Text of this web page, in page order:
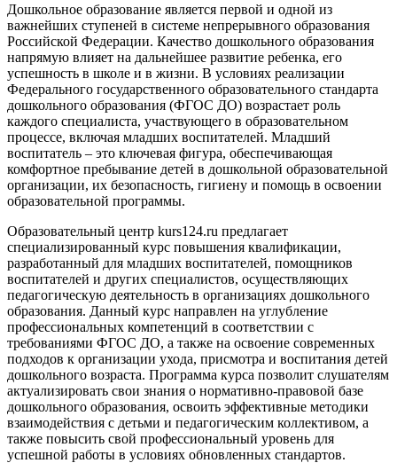
Дошкольное образование является первой и одной из
важнейших ступеней в системе непрерывного образования
Российской Федерации. Качество дошкольного образования
напрямую влияет на дальнейшее развитие ребенка, его
успешность в школе и в жизни. В условиях реализации
Федерального государственного образовательного стандарта
дошкольного образования (ФГОС ДО) возрастает роль
каждого специалиста, участвующего в образовательном
процессе, включая младших воспитателей. Младший
воспитатель – это ключевая фигура, обеспечивающая
комфортное пребывание детей в дошкольной образовательной
организации, их безопасность, гигиену и помощь в освоении
образовательной программы.
Образовательный центр kurs124.ru предлагает
специализированный курс повышения квалификации,
разработанный для младших воспитателей, помощников
воспитателей и других специалистов, осуществляющих
педагогическую деятельность в организациях дошкольного
образования. Данный курс направлен на углубление
профессиональных компетенций в соответствии с
требованиями ФГОС ДО, а также на освоение современных
подходов к организации ухода, присмотра и воспитания детей
дошкольного возраста. Программа курса позволит слушателям
актуализировать свои знания о нормативно-правовой базе
дошкольного образования, освоить эффективные методики
взаимодействия с детьми и педагогическим коллективом, а
также повысить свой профессиональный уровень для
успешной работы в условиях обновленных стандартов.